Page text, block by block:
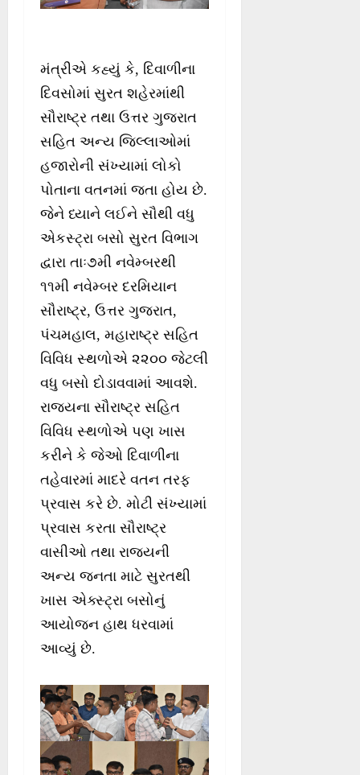
મંત્રીએ કહ્યું કે, દિવાળીના
દિવસોમાં સુરત શહેરમાંથી
સૌરાષ્ટ્ર તથા ઉત્તર ગુજરાત
સહિત અન્ય જિલ્લાઓમાં
હજારોની સંખ્યામાં લોકો
પોતાના વતનમાં જતા હોય છે.
જેને ધ્યાને લઈને સૌથી વધુ
એકસ્ટ્રા બસો સુરત વિભાગ
દ્વારા તાઃ૭મી નવેમ્બરથી
૧૧મી નવેમ્બર દરમિયાન
સૌરાષ્ટ્ર, ઉત્તર ગુજરાત,
પંચમહાલ, મહારાષ્ટ્ર સહિત
વિવિધ સ્થળોએ ૨૨૦૦ જેટલી
વધુ બસો દોડાવવામાં આવશે.
રાજ્યના સૌરાષ્ટ્ર સહિત
વિવિધ સ્થળોએ પણ ખાસ
કરીને કે જેઓ દિવાળીના
તહેવારમાં માદરે વતન તરફ
પ્રવાસ કરે છે. મોટી સંખ્યામાં
પ્રવાસ કરતા સૌરાષ્ટ્ર
વાસીઓ તથા રાજ્યની
અન્ય જનતા માટે સુરતથી
ખાસ એક્સ્ટ્રા બસોનું
આયોજન હાથ ધરવામાં
આવ્યું છે.